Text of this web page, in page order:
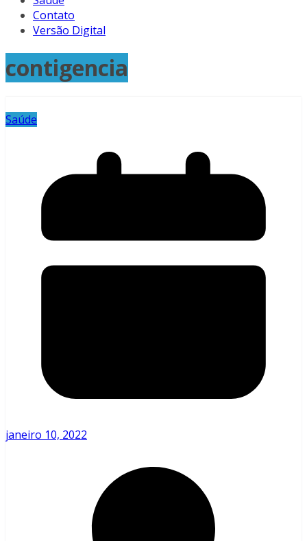
Contato
Versão Digital
contigencia
Saúde
janeiro 10, 2022